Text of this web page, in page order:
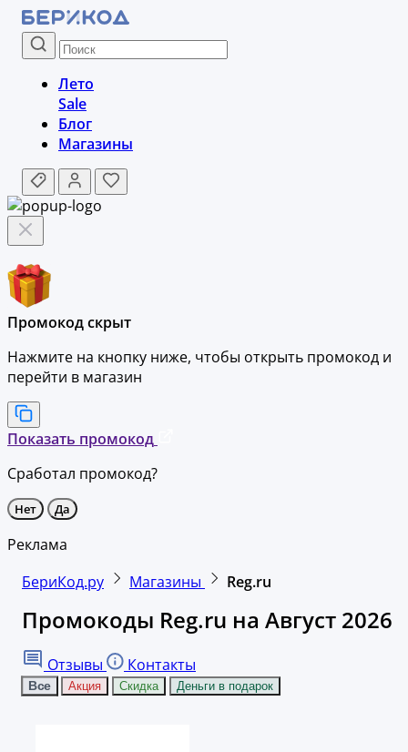
Лето
Sale
Блог
Магазины
Промокод скрыт
Нажмите на кнопку ниже, чтобы открыть промокод и
перейти в магазин
Показать промокод
Сработал промокод?
Нет Да
Реклама
БериКод.ру
Магазины Reg.ru
Промокоды Reg.ru на Август 2026
Отзывы Контакты
Все Акция Скидка Деньги в подарок